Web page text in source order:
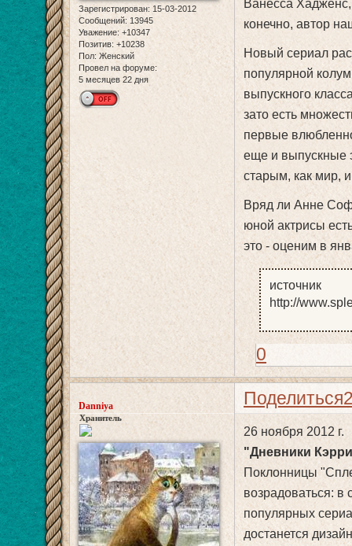
Зарегистрирован: 15-03-2012
Сообщений: 13945
Уважение: +10347
Позитив: +10238
Пол: Женский
Провел на форуме:
5 месяцев 22 дня
Ванесса
конечно, автор
Новый сериал
популярной
выпускного
зато есть
первые
еще и выпускные
старым, как мир,
Вряд ли Анне
юной актрисы
это - оценим в
источник
http://
0
Поделиться
Danniya
Хранитель
26 ноября 2012 г.
"Дневники
Поклонницы
возрадоваться: в
популярных
достанется